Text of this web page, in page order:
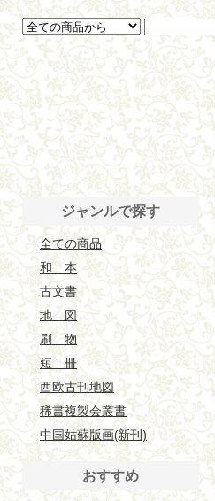
ジャンルで探す
全ての商品
和 本
古文書
地 図
刷 物
短 冊
西欧古刊地図
稀書複製会叢書
中国姑蘇版画(新刊)
おすすめ